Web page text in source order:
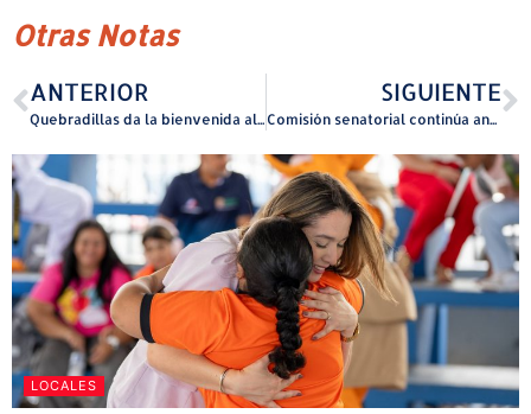
Otras Notas
ANTERIOR
Quebradillas da la bienvenida al verano 2026 con la reapertura del parque acuático Rafael Pérez Santaliz
SIGUIENTE
Comisión senatorial continúa análisis del presupuesto de gastos de las agencias
LOCALES